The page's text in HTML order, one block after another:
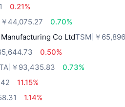
0.21%
￥44,075.27
0.70%
Co LtdTSM ￥
0.50%
￥93,435.83
0.73%
11.15%
1.14%